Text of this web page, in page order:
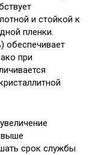
и стойкой к
пленки.
обеспечивает
при
выше
срок службы